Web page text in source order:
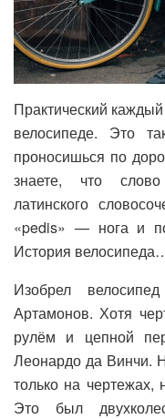
Практический
велосипеде. Это
проносишься по
знаете, что
латинского
«pedis» — нога и
История
Изобрел
Артамонов. Хотя
рулём и цепной
Леонардо да Винчи.
только на чертежах,
Это был